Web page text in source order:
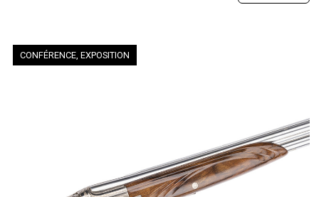
CONFÉRENCE, EXPOSITION